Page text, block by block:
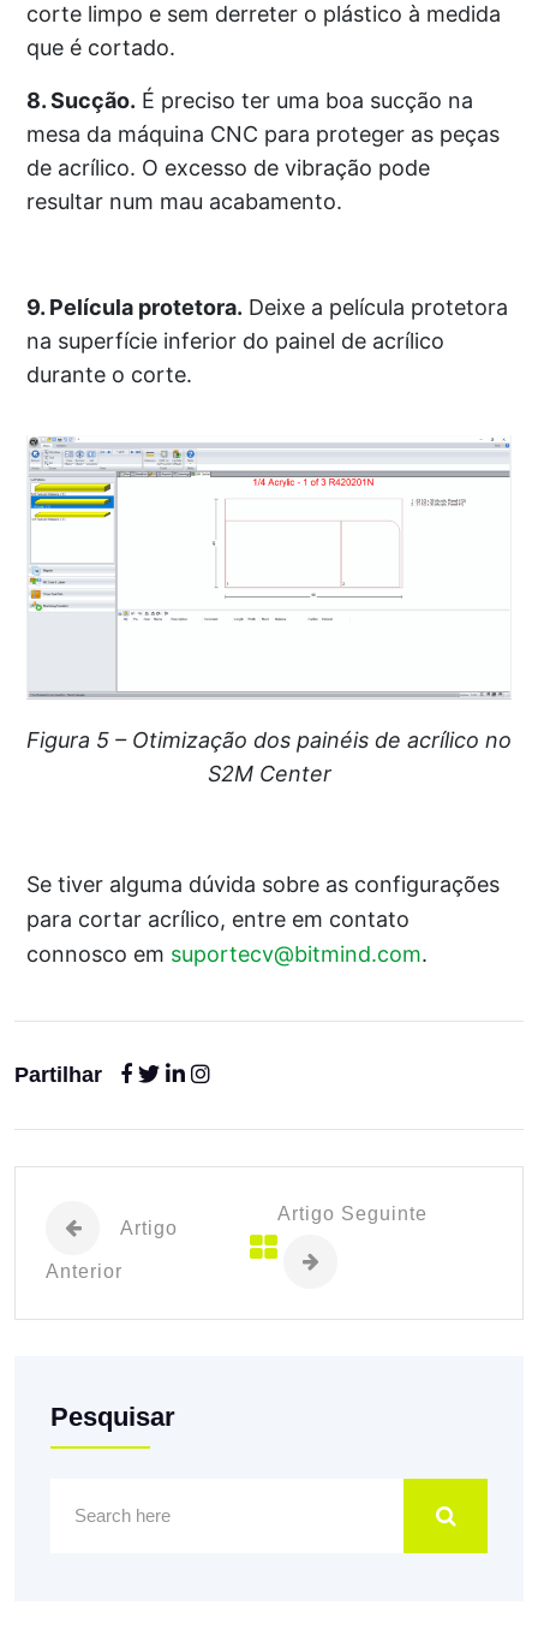
corte limpo e sem derreter o plástico à medida
que é cortado.
8. Sucção. É preciso ter uma boa sucção na
mesa da máquina CNC para proteger as peças
de acrílico. O excesso de vibração pode
resultar num mau acabamento.
9. Película protetora. Deixe a película protetora
na superfície inferior do painel de acrílico
durante o corte.
Figura 5 – Otimização dos painéis de acrílico no
S2M Center
Se tiver alguma dúvida sobre as configurações
para cortar acrílico, entre em contato
connosco em suportecv@bitmind.com.
Partilhar
Artigo
Anterior
Artigo Seguinte
Pesquisar